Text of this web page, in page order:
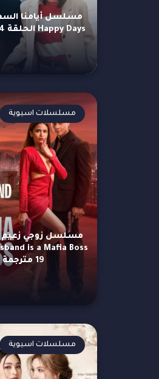
Happy Days الحلقة 94 مترجمة
19 مترجمة
مسلسلات اسيوية
مسلسلات اسيوية